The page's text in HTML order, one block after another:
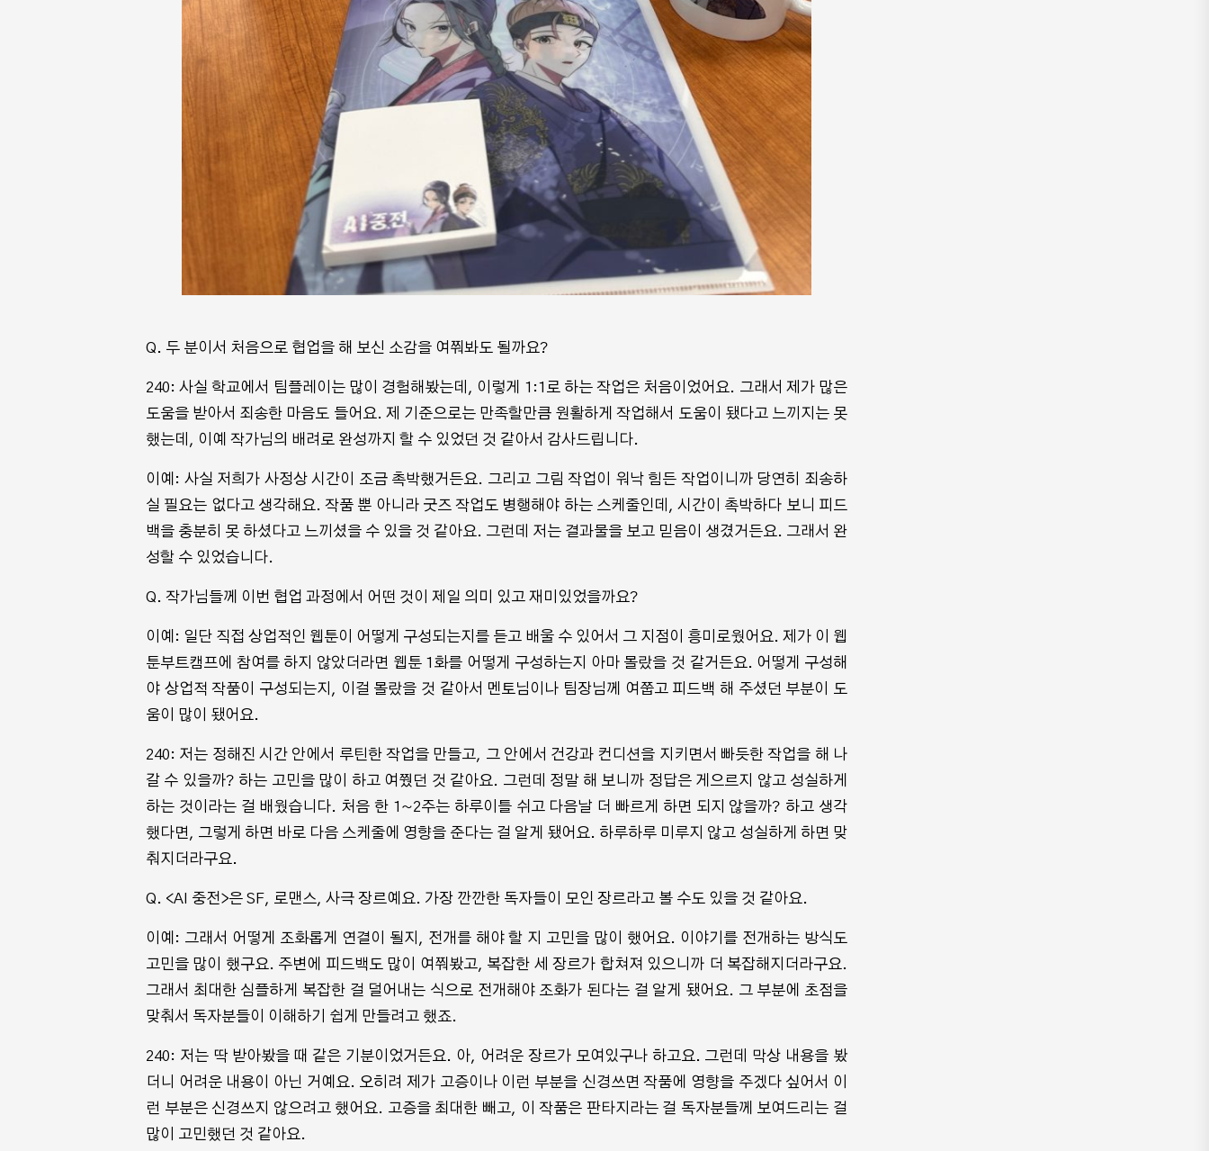
Q. 두 분이서 처음으로 협업을 해 보신 소감을 여쭤봐도 될까요?
240: 사실 학교에서 팀플레이는 많이 경험해봤는데, 이렇게 1:1로 하는 작업은 처음이었어요. 그래서 제가 많은
도움을 받아서 죄송한 마음도 들어요. 제 기준으로는 만족할만큼 원활하게 작업해서 도움이 됐다고 느끼지는 못
했는데, 이예 작가님의 배려로 완성까지 할 수 있었던 것 같아서 감사드립니다.
이예: 사실 저희가 사정상 시간이 조금 촉박했거든요. 그리고 그림 작업이 워낙 힘든 작업이니까 당연히 죄송하
실 필요는 없다고 생각해요. 작품 뿐 아니라 굿즈 작업도 병행해야 하는 스케줄인데, 시간이 촉박하다 보니 피드
백을 충분히 못 하셨다고 느끼셨을 수 있을 것 같아요. 그런데 저는 결과물을 보고 믿음이 생겼거든요. 그래서 완
성할 수 있었습니다.
Q. 작가님들께 이번 협업 과정에서 어떤 것이 제일 의미 있고 재미있었을까요?
이예: 일단 직접 상업적인 웹툰이 어떻게 구성되는지를 듣고 배울 수 있어서 그 지점이 흥미로웠어요. 제가 이 웹
툰부트캠프에 참여를 하지 않았더라면 웹툰 1화를 어떻게 구성하는지 아마 몰랐을 것 같거든요. 어떻게 구성해
야 상업적 작품이 구성되는지, 이걸 몰랐을 것 같아서 멘토님이나 팀장님께 여쭙고 피드백 해 주셨던 부분이 도
움이 많이 됐어요.
240: 저는 정해진 시간 안에서 루틴한 작업을 만들고, 그 안에서 건강과 컨디션을 지키면서 빠듯한 작업을 해 나
갈 수 있을까? 하는 고민을 많이 하고 여쭸던 것 같아요. 그런데 정말 해 보니까 정답은 게으르지 않고 성실하게
하는 것이라는 걸 배웠습니다. 처음 한 1~2주는 하루이틀 쉬고 다음날 더 빠르게 하면 되지 않을까? 하고 생각
했다면, 그렇게 하면 바로 다음 스케줄에 영향을 준다는 걸 알게 됐어요. 하루하루 미루지 않고 성실하게 하면 맞
춰지더라구요.
Q. <AI 중전>은 SF, 로맨스, 사극 장르예요. 가장 깐깐한 독자들이 모인 장르라고 볼 수도 있을 것 같아요.
이예: 그래서 어떻게 조화롭게 연결이 될지, 전개를 해야 할 지 고민을 많이 했어요. 이야기를 전개하는 방식도
고민을 많이 했구요. 주변에 피드백도 많이 여쭤봤고, 복잡한 세 장르가 합쳐져 있으니까 더 복잡해지더라구요.
그래서 최대한 심플하게 복잡한 걸 덜어내는 식으로 전개해야 조화가 된다는 걸 알게 됐어요. 그 부분에 초점을
맞춰서 독자분들이 이해하기 쉽게 만들려고 했죠.
240: 저는 딱 받아봤을 때 같은 기분이었거든요. 아, 어려운 장르가 모여있구나 하고요. 그런데 막상 내용을 봤
더니 어려운 내용이 아닌 거예요. 오히려 제가 고증이나 이런 부분을 신경쓰면 작품에 영향을 주겠다 싶어서 이
런 부분은 신경쓰지 않으려고 했어요. 고증을 최대한 빼고, 이 작품은 판타지라는 걸 독자분들께 보여드리는 걸
많이 고민했던 것 같아요.